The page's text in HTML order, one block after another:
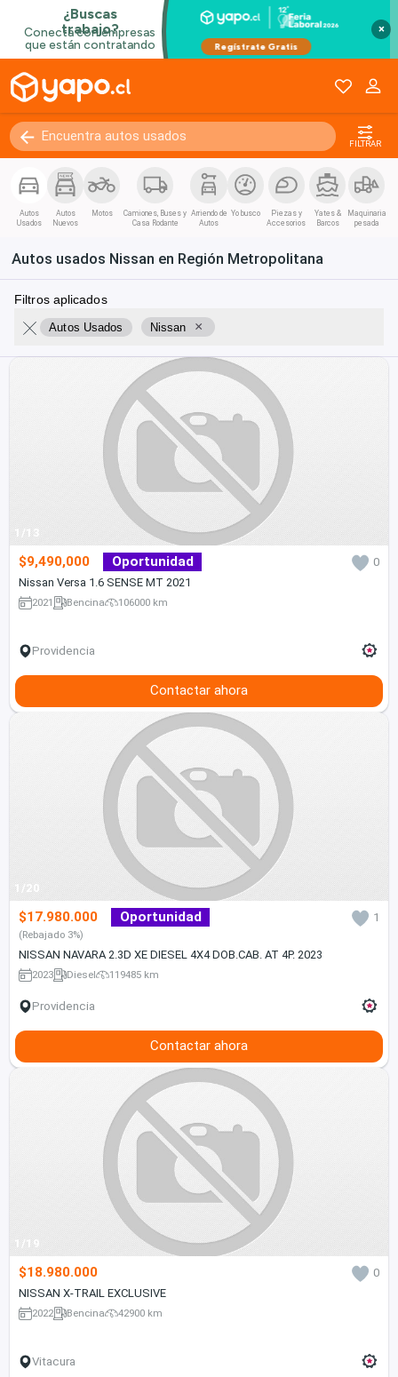
×
FILTRAR
Autos
Usados
Autos
Nuevos
Motos
Camiones, Buses y
Casa Rodante
Arriendo de
Autos
Yo busco
Piezas y
Accesorios
Yates &
Barcos
Maquinaria
pesada
Autos usados Nissan en Región Metropolitana
Filtros aplicados
Autos Usados Nissan ×
1/13
$9,490,000 Oportunidad
0
Nissan Versa 1.6 SENSE MT 2021
2021 Bencina 106000 km
Providencia
Contactar ahora
1/20
$17.980.000 Oportunidad 1
(Rebajado 3%)
NISSAN NAVARA 2.3D XE DIESEL 4X4 DOB.CAB. AT 4P. 2023
2023 Diesel 119485 km
Providencia
Contactar ahora
1/19
$18.980.000
0
NISSAN X-TRAIL EXCLUSIVE
2022 Bencina 42900 km
Vitacura